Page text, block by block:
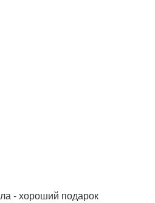
- хороший подарок